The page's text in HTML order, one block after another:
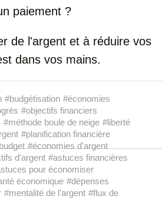
paiement ?
de l'argent et à réduire vos
dans vos mains.
#budgétisation #économies
#objectifs financiers
#méthode boule de neige #liberté
#planification financière
#économies d'argent
d'argent #astuces financières
pour économiser
économique #dépenses
#mentalité de l'argent #flux de